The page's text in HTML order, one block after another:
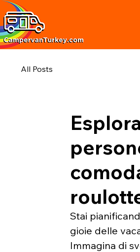
All Posts
Stai
gioie delle
Immagina di